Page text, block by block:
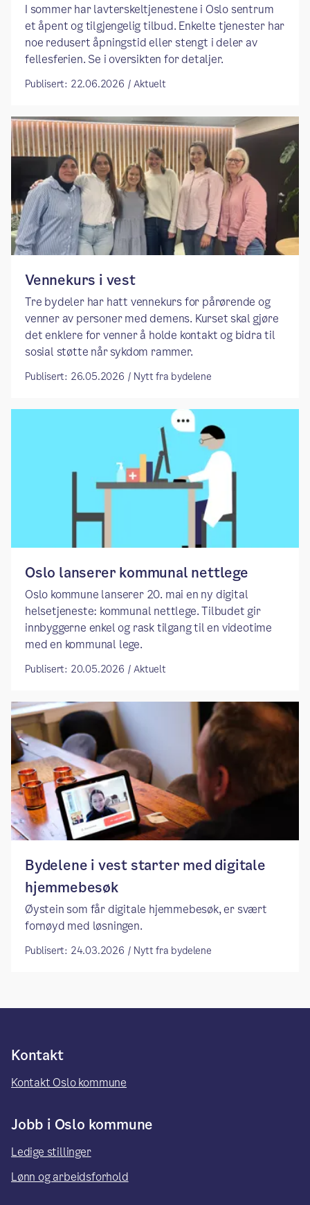
I sommer har lavterskeltjenestene i Oslo sentrum
et åpent og tilgjengelig tilbud. Enkelte tjenester har
noe redusert åpningstid eller stengt i deler av
fellesferien. Se i oversikten for detaljer.
Publisert: 22.06.2026 / Aktuelt
Vennekurs i vest
Tre bydeler har hatt vennekurs for pårørende og
venner av personer med demens. Kurset skal gjøre
det enklere for venner å holde kontakt og bidra til
sosial støtte når sykdom rammer.
Publisert: 26.05.2026 / Nytt fra bydelene
Oslo lanserer kommunal nettlege
​​Oslo kommune lanserer 20. mai en ny digital
helsetjeneste: kommunal nettlege. Tilbudet gir
innbyggerne enkel og rask tilgang til en videotime
med en kommunal lege.​
Publisert: 20.05.2026 / Aktuelt
Bydelene i vest starter med digitale
hjemmebesøk
Øystein som får digitale hjemmebesøk, er svært
fornøyd med løsningen.
Publisert: 24.03.2026 / Nytt fra bydelene
Kontakt
Kontakt Oslo kommune
Jobb i Oslo kommune
Ledige stillinger
Lønn og arbeidsforhold